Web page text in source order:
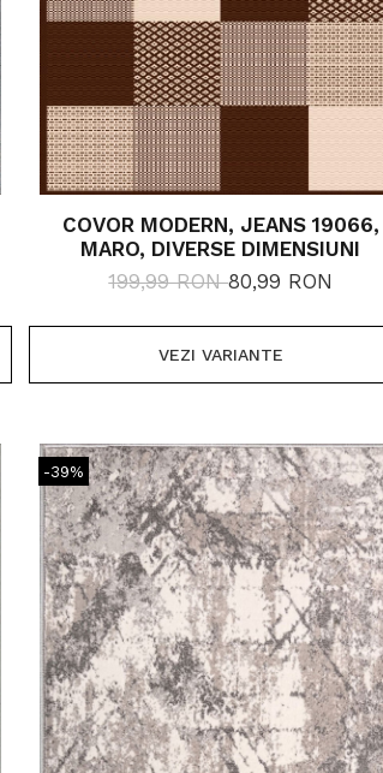
COVOR MODERN, JEANS 19066,
MARO, DIVERSE DIMENSIUNI
199,99 RON80,99 RON
VEZI VARIANTE
-39%